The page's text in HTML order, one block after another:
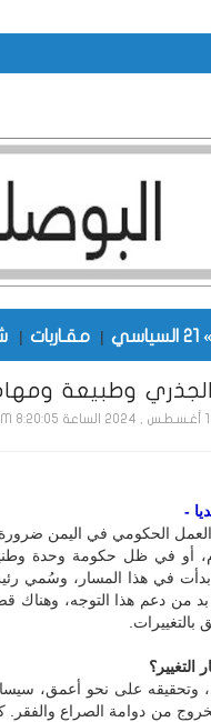
| مقـاربات |
الجذري وطبيعة
-
الحكومي في اليمن ضرورة
أو في ظل حكومة وحدة
بدأت في هذا المسار، وسُمي
بد من دعم هذا التوجه، وهناك
بالتغييرات.
وتحقيقه على نحو أعمق،
من دوامة الصراع والفقر.